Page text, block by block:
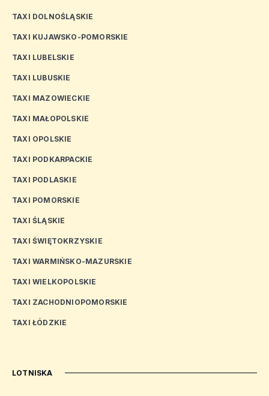
TAXI DOLNOŚLĄSKIE
TAXI KUJAWSKO-POMORSKIE
TAXI LUBELSKIE
TAXI LUBUSKIE
TAXI MAZOWIECKIE
TAXI MAŁOPOLSKIE
TAXI OPOLSKIE
TAXI PODKARPACKIE
TAXI PODLASKIE
TAXI POMORSKIE
TAXI ŚLĄSKIE
TAXI ŚWIĘTOKRZYSKIE
TAXI WARMIŃSKO-MAZURSKIE
TAXI WIELKOPOLSKIE
TAXI ZACHODNIOPOMORSKIE
TAXI ŁÓDZKIE
LOTNISKA